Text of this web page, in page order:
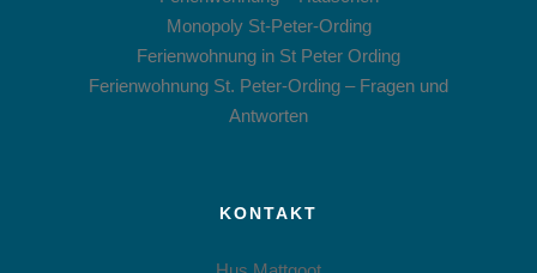
Monopoly St-Peter-Ording
Ferienwohnung in St Peter Ording
Ferienwohnung St. Peter-Ording – Fragen und
Antworten
KONTAKT